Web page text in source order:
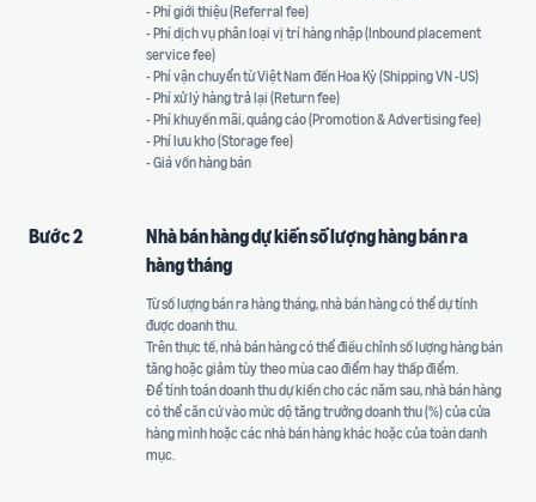
- Phí giới thiệu (Referral fee)
- Phí dịch vụ phân loại vị trí hàng nhập (Inbound placement
service fee)
- Phí vận chuyển từ Việt Nam đến Hoa Kỳ (Shipping VN -US)
- Phí xử lý hàng trả lại (Return fee)
- Phí khuyến mãi, quảng cáo (Promotion & Advertising fee)
- Phí lưu kho (Storage fee)
- Giá vốn hàng bán
Bước 2
Nhà bán hàng dự kiến số lượng hàng bán ra
hàng tháng
Từ số lượng bán ra hàng tháng, nhà bán hàng có thể dự tính
được doanh thu.
Trên thực tế, nhà bán hàng có thể điều chỉnh số lượng hàng bán
tăng hoặc giảm tùy theo mùa cao điểm hay thấp điểm.
Để tính toán doanh thu dự kiến cho các năm sau, nhà bán hàng
có thể căn cứ vào mức dộ tăng trưởng doanh thu (%) của cửa
hàng mình hoặc các nhà bán hàng khác hoặc của toàn danh
mục.